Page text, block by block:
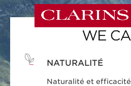
NATURALITÉ
Naturalité et